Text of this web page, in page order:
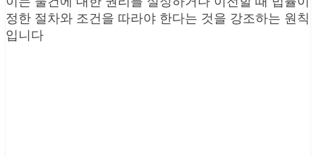
정한 절차와 조건을 따라야 한다는 것을 강조하는 원칙
입니다